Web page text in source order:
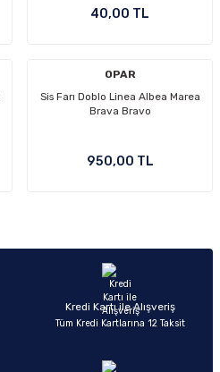
40,00 TL
OPAR
Sis Farı Doblo Linea Albea Marea
Brava Bravo
950,00 TL
Kredi Kartı ile Alışveriş
Tüm Kredi Kartlarına 12 Taksit